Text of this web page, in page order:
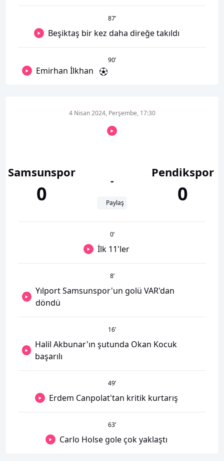
87’
Beşiktaş bir kez daha direğe takıldı
90’
Emirhan İlkhan
Samsunspor
0
4 Nisan 2024, Perşembe, 17:30
-
Paylaş
Pendikspor
0
0’
İlk 11'ler
8’
Yılport Samsunspor'un golü VAR'dan
döndü
16’
Halil Akbunar'ın şutunda Okan Kocuk
başarılı
49’
Erdem Canpolat'tan kritik kurtarış
63’
Carlo Holse gole çok yaklaştı